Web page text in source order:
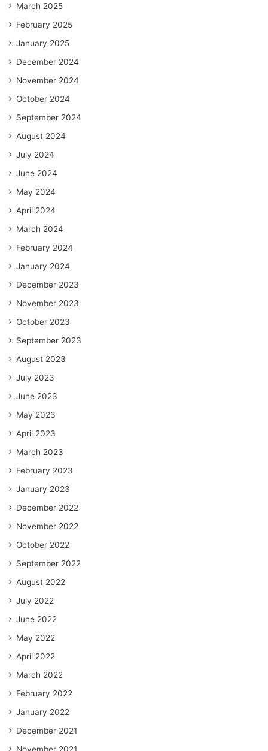
March 2025
February 2025
January 2025
December 2024
November 2024
October 2024
September 2024
August 2024
July 2024
June 2024
May 2024
April 2024
March 2024
February 2024
January 2024
December 2023
November 2023
October 2023
September 2023
August 2023
July 2023
June 2023
May 2023
April 2023
March 2023
February 2023
January 2023
December 2022
November 2022
October 2022
September 2022
August 2022
July 2022
June 2022
May 2022
April 2022
March 2022
February 2022
January 2022
December 2021